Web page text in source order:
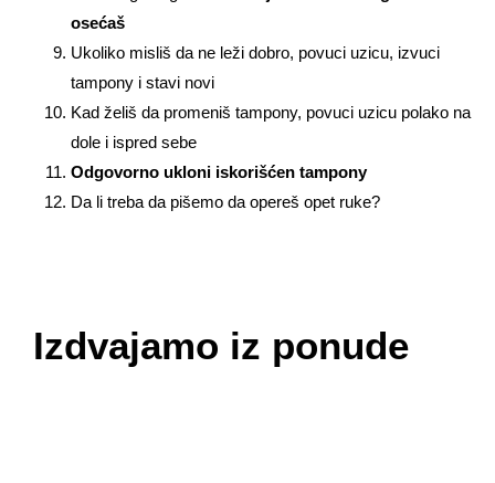
osećaš
Ukoliko misliš da ne leži dobro, povuci uzicu, izvuci
tampony i stavi novi
Kad želiš da promeniš tampony, povuci uzicu polako na
dole i ispred sebe
Odgovorno ukloni iskorišćen tampony
Da li treba da pišemo da opereš opet ruke?
Izdvajamo iz ponude